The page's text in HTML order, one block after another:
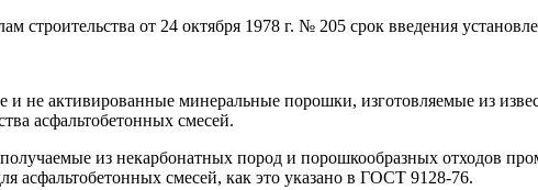
строительства от 24 октября 1978 г. № 205 срок введения
и не активированные минеральные порошки, изготовляемые из
асфальтобетонных смесей.
из некарбонатных пород и порошкообразных отходов
асфальтобетонных смесей, как это указано в ГОСТ 9128-76.